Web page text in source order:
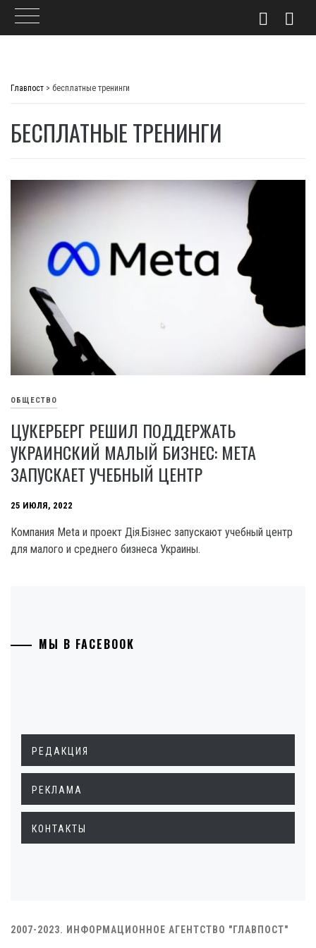
Главпост > бесплатные тренинги
БЕСПЛАТНЫЕ ТРЕНИНГИ
ОБЩЕСТВО
ЦУКЕРБЕРГ РЕШИЛ ПОДДЕРЖАТЬ
УКРАИНСКИЙ МАЛЫЙ БИЗНЕС: META
ЗАПУСКАЕТ УЧЕБНЫЙ ЦЕНТР
25 ИЮЛЯ, 2022
Компания Meta и проект Дія.Бізнес запускают учебный центр
для малого и среднего бизнеса Украины.
МЫ В FACEBOOK
РЕДАКЦИЯ
РЕКЛАМА
КОНТАКТЫ
2007-2023. ИНФОРМАЦИОННОЕ АГЕНТСТВО "ГЛАВПОСТ"